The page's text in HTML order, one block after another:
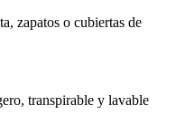
zapatos o cubiertas de
transpirable y lavable